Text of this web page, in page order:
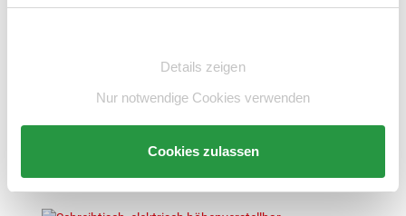
Details zeigen
Nur notwendige Cookies verwenden
Cookies zulassen
456,00 €*
Zum Artikel